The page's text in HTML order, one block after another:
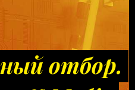
отбор.